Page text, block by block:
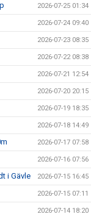
2026-07-25 01:34
2026-07-24 09:40
2026-07-23 08:35
2026-07-22 08:38
2026-07-21 12:54
2026-07-20 20:15
2026-07-19 18:35
2026-07-18 14:49
2026-07-17 07:58
2026-07-16 07:56
i Gävle 2026-07-15 16:45
2026-07-15 07:11
2026-07-14 18:20